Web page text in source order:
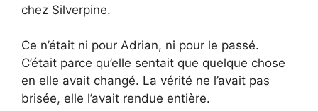
chez Silverpine.
Ce n’était ni pour Adrian, ni pour le passé.
C’était parce qu’elle sentait que quelque chose
en elle avait changé. La vérité ne l’avait pas
brisée, elle l’avait rendue entière.